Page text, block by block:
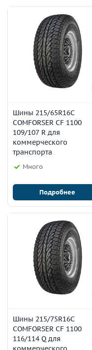
Шины 215/65R16C
COMFORSER CF 1100
109/107 R для
коммерческого
транспорта
Много
Подробнее
Шины 215/75R16C
COMFORSER CF 1100
116/114 Q для